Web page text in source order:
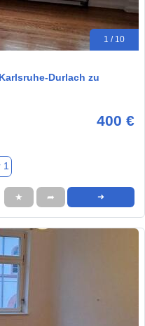
1 / 10
Durlach zu
400 €
1
★ ➦ ➜